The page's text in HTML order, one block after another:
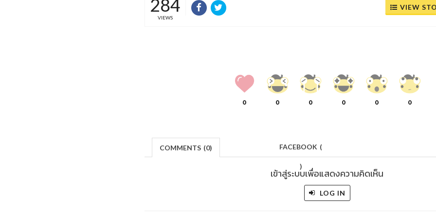
284
VIEWS
VIEW
0 0 0 0 0 0
COMMENTS (0) FACEBOOK (
)
เข้าสู่ระบบเพื่อแสดงความคิดเห็น
LOG IN